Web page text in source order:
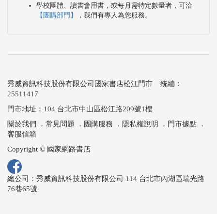
學校團體、讀書會用書，或每月需特定數量者，可洽
【團購部門】
，我們有專人為您服務。
秀威資訊科技股份有限公司國家書店松江門市 統編：
25511417
門市地址：104 台北市中山區松江路209號1樓
關於我們
． 常見問題 ． 團購服務 ． 隱私權說明 ． 門市據點 ．
客服信箱
Copyright © 國家網路書店
總公司：秀威資訊科技股份有限公司 114 台北市內湖區瑞光路
76巷65號